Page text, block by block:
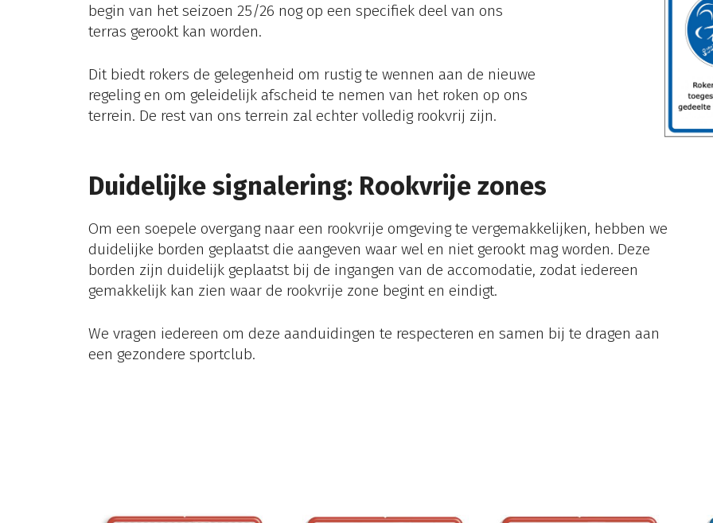
begin van het seizoen 25/26 nog op een specifiek deel van ons
terras gerookt kan worden.
Dit biedt rokers de gelegenheid om rustig te wennen aan de nieuwe
regeling en om geleidelijk afscheid te nemen van het roken op ons
terrein. De rest van ons terrein zal echter volledigrookvrij zijn.
Duidelijke signalering: Rookvrije zones
Om een soepele overgang naar een rookvrije omgeving te vergemakkelijken, hebben we
duidelijke borden geplaatst die aangeven waar wel en niet gerookt mag worden. Deze
borden zijn duidelijk geplaatst bij de ingangen van de accomodatie, zodat iedereen
gemakkelijk kan zien waar de rookvrije zone begint en eindigt.
We vragen iedereen om deze aanduidingen te respecteren en samen bij te dragen aan
een gezondere sportclub.